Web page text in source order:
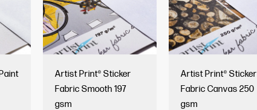
Artist Print® Sticker
Fabric Smooth 197
gsm
Artist Print® Sticker
Fabric Canvas 250
gsm